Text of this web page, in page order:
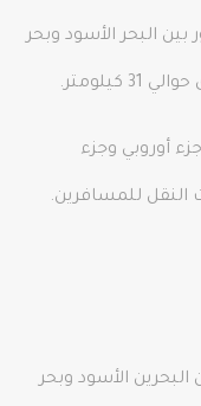
البحر الأسود وبحر
أوروبي وجزء
للمسافرين.
الأسود وبحر